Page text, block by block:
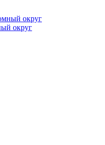
округ
округ